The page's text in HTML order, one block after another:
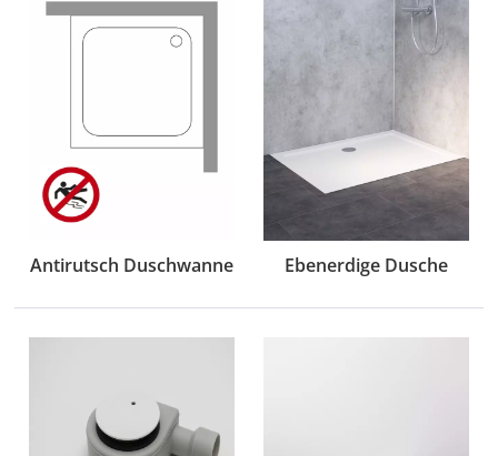
Antirutsch Duschwanne Ebenerdige Dusche